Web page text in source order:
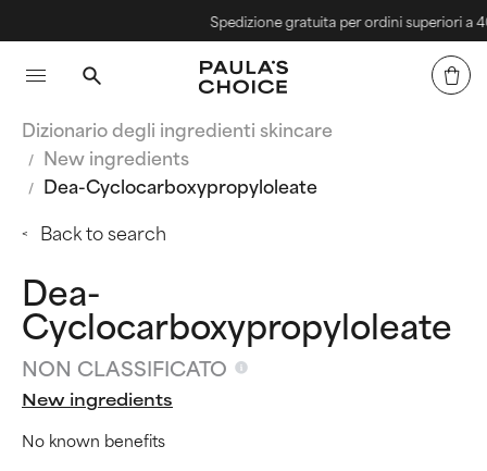
Spedizione gratuita per ordini superiori a 40€
Dizionario degli ingredienti skincare
New ingredients
Dea-Cyclocarboxypropyloleate
Back to search
Dea-
Cyclocarboxypropyloleate
NON CLASSIFICATO
New ingredients
No known benefits